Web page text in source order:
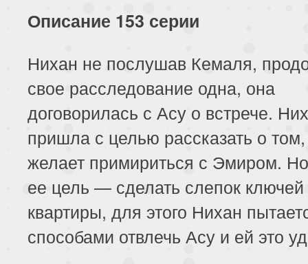
232 серия
235 серия
236 серия 237 серия
239 серия
240 серия 241 серия
243 серия
244 серия
Описание 153 серии
Нихан не послушав Кемаля,
свое расследование одна, она
договорилась с Асу о встрече.
пришла с целью рассказать о
желает примириться с Эмиром.
ее цель — сделать слепок ключей
квартиры, для этого Нихан
способами отвлечь Асу и ей это